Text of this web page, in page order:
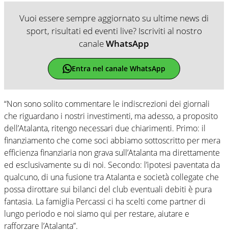
Vuoi essere sempre aggiornato su ultime news di
sport, risultati ed eventi live? Iscriviti al nostro
canaleWhatsApp
Entra nel canale WhatsApp
“Non sono solito commentare le indiscrezioni dei giornali
che riguardano i nostri investimenti, ma adesso, a proposito
dell’Atalanta, ritengo necessari due chiarimenti. Primo: il
finanziamento che come soci abbiamo sottoscritto per mera
efficienza finanziaria non grava sull’Atalanta ma direttamente
ed esclusivamente su di noi. Secondo: l’ipotesi paventata da
qualcuno, di una fusione tra Atalanta e società collegate che
possa dirottare sui bilanci del club eventuali debiti è pura
fantasia. La famiglia Percassi ci ha scelti come partner di
lungo periodo e noi siamo qui per restare, aiutare e
rafforzare l’Atalanta”.